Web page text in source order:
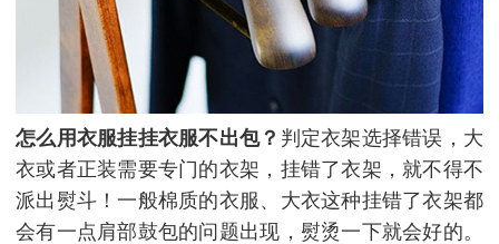
怎么用衣服挂挂衣服不出包？ 判定衣架选择错误，大
衣或者正装需要专门的衣架，挂错了衣架，就不得不
派出熨斗！一般棉质的衣服、大衣这种挂错了衣架都
会有一点肩部鼓包的问题出现，熨烫一下就会好的。